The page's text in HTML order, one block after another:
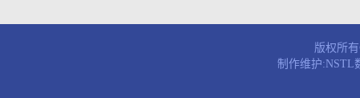
版权所
制作维护:NSTL